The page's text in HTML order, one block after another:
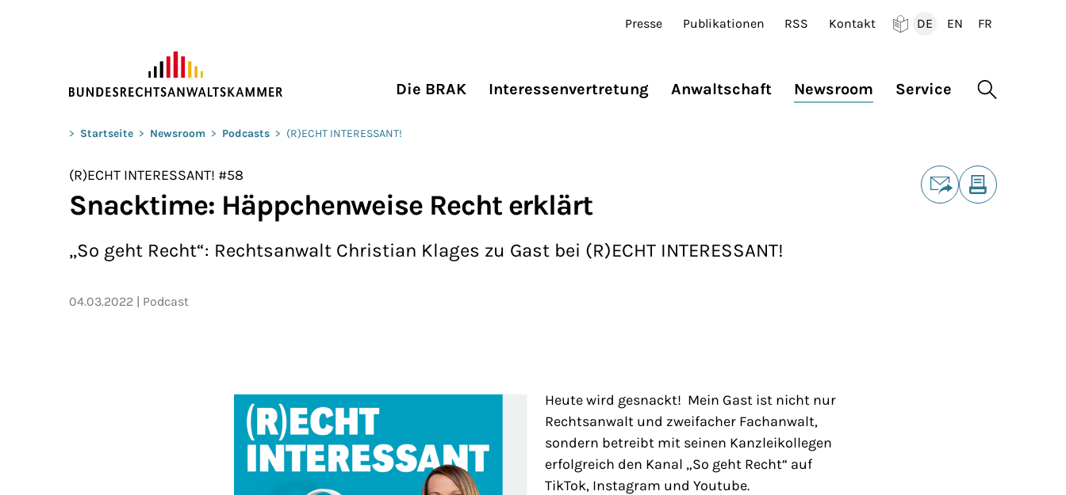
Presse Publikationen RSS Kontakt
DE
EN
FR
Die BRAK Interessenvertretung Anwaltschaft Newsroom Service Suche
Sie befinden sich hier:
> Startseite > Newsroom > Podcasts > (R)ECHT INTERESSANT!
(R)ECHT INTERESSANT! #58
Snacktime: Häppchenweise Recht erklärt
„So geht Recht“: Rechtsanwalt Christian Klages zu Gast bei (R)ECHT INTERESSANT!
04.03.2022 Podcast
Heute wird gesnackt! Mein Gast ist nicht nur
Rechtsanwalt und zweifacher Fachanwalt,
sondern betreibt mit seinen Kanzleikollegen
erfolgreich den Kanal „So geht Recht“ auf
TikTok, Instagram und Youtube.